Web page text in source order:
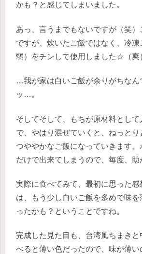
かも？と感じてしまいました。
あっ、言うまでもないですが（笑）
ですが、炊いたご飯ではなく、冷凍
弱）をチンして使用しました☆（爽
…我が家は白いご飯が余りがちな
ッ…。
そしてそして、もちが原材料とし
で、やはり混ぜていくと、ねっとり
つややかなご飯になっていきます。
だけで出来てしまうので、毎度、助
実際に食べてみて、最初に思った感
は、もう少し白いご飯を多めで味
ったかも？ということですね。
完成した見た目も、台湾風ちまきと
べると薄い色だったので、味が薄